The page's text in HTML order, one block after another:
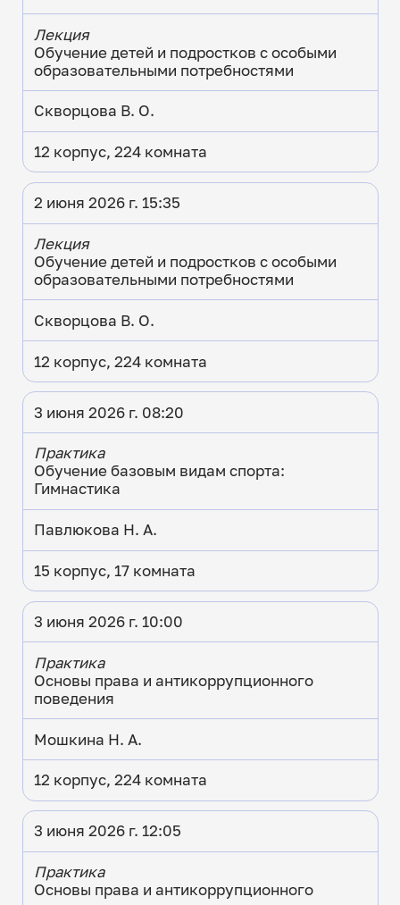
Лекция
Обучение детей и подростков с особыми
образовательными потребностями
Скворцова В. О.
12 корпус, 224 комната
2 июня 2026 г. 15:35
Лекция
Обучение детей и подростков с особыми
образовательными потребностями
Скворцова В. О.
12 корпус, 224 комната
3 июня 2026 г. 08:20
Практика
Обучение базовым видам спорта:
Гимнастика
Павлюкова Н. А.
15 корпус, 17 комната
3 июня 2026 г. 10:00
Практика
Основы права и антикоррупционного
поведения
Мошкина Н. А.
12 корпус, 224 комната
3 июня 2026 г. 12:05
Практика
Основы права и антикоррупционного